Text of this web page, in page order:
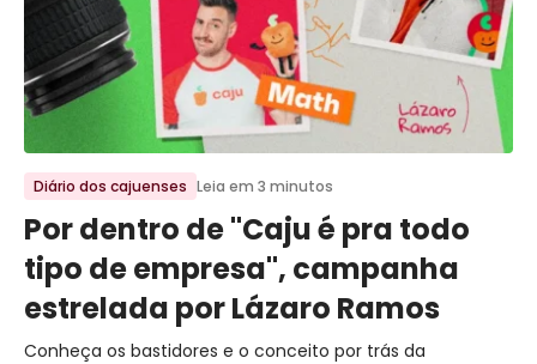
Ir para o post
Diário dos cajuenses Leia em 3 minutos
Por dentro de "Caju é pra todo
tipo de empresa", campanha
estrelada por Lázaro Ramos
Conheça os bastidores e o conceito por trás da